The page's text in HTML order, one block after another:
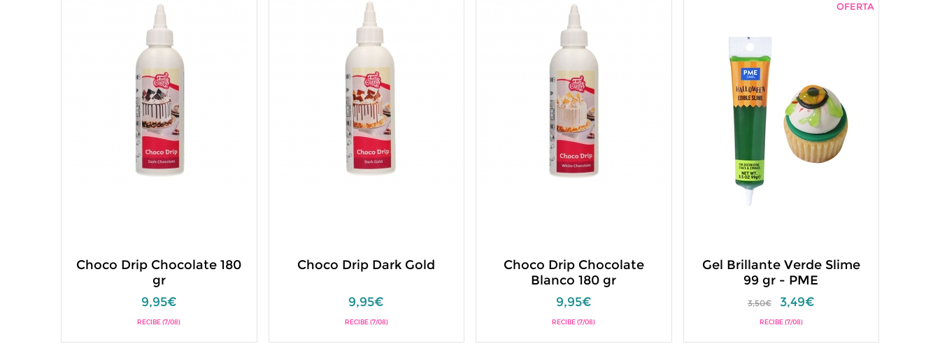
Choco Drip Chocolate 180
gr
9,95€
RECIBE (7/08)
Choco Drip Dark Gold
9,95€
RECIBE (7/08)
Choco Drip Chocolate
Blanco 180 gr
9,95€
RECIBE (7/08)
Gel Brillante Verde Slime
99 gr - PME
3,50€ 3,49€
RECIBE (7/08)
OFERTA